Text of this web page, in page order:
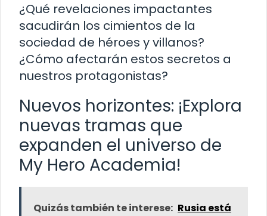
¿Qué revelaciones impactantes
sacudirán los cimientos de la
sociedad de héroes y villanos?
¿Cómo afectarán estos secretos a
nuestros protagonistas?
Nuevos horizontes: ¡Explora
nuevas tramas que
expanden el universo de
My Hero Academia!
Quizás también te interese: Rusia está